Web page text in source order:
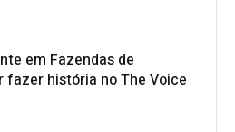
em Fazendas de
fazer história no The Voice